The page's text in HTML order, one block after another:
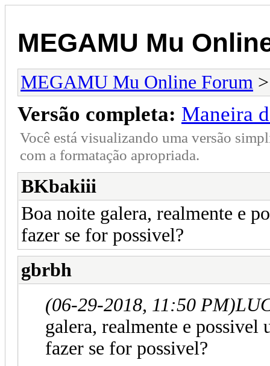
MEGAMU Mu
MEGAMU Mu Online Forum
Versão completa: Maneira
Você está visualizando uma versão
com a formatação apropriada.
BKbakiii
Boa noite galera, realmente e
fazer se for possivel?
gbrbh
(06-29-2018, 11:50 PM)
galera, realmente e possivel
fazer se for possivel?